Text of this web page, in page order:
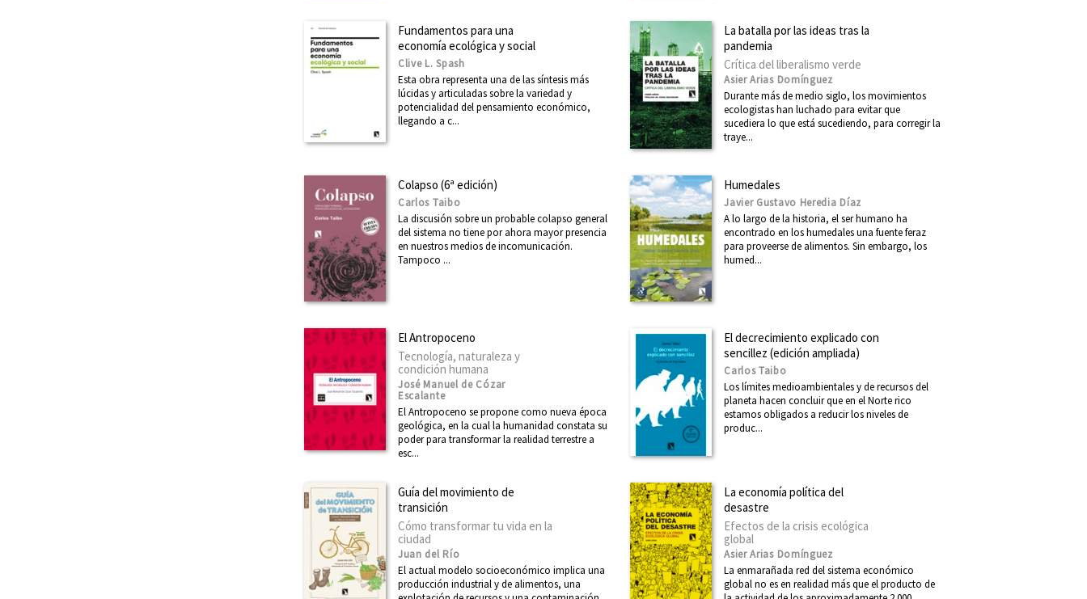
Fundamentos para una
economía ecológica y social
Clive L. Spash
Esta obra representa una de las síntesis más
lúcidas y articuladas sobre la variedad y
potencialidad del pensamiento económico,
llegando a c...
La batalla por las ideas tras la
pandemia
Crítica del liberalismo verde
Asier Arias Domínguez
Durante más de medio siglo, los movimientos
ecologistas han luchado para evitar que
sucediera lo que está sucediendo, para corregir la
traye...
Colapso (6ª edición)
Carlos Taibo
La discusión sobre un probable colapso general
del sistema no tiene por ahora mayor presencia
en nuestros medios de incomunicación.
Tampoco ...
Humedales
Javier Gustavo Heredia Díaz
A lo largo de la historia, el ser humano ha
encontrado en los humedales una fuente feraz
para proveerse de alimentos. Sin embargo, los
humed...
El Antropoceno
Tecnología, naturaleza y
condición humana
José Manuel de Cózar
Escalante
El Antropoceno se propone como nueva época
geológica, en la cual la humanidad constata su
poder para transformar la realidad terrestre a
esc...
El decrecimiento explicado con
sencillez (edición ampliada)
Carlos Taibo
Los límites medioambientales y de recursos del
planeta hacen concluir que en el Norte rico
estamos obligados a reducir los niveles de
produc...
Guía del movimiento de
transición
Cómo transformar tu vida en la
ciudad
Juan del Río
El actual modelo socioeconómico implica una
producción industrial y de alimentos, una
La economía política del
desastre
Efectos de la crisis ecológica
global
Asier Arias Domínguez
La enmarañada red del sistema económico
global no es en realidad más que el producto de